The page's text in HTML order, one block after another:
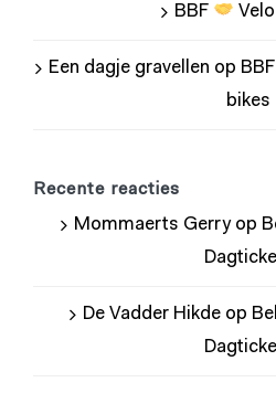
BBF
Een dagje gravellen op
bikes
Recente reacties
Mommaerts Gerryop
De Vadder Hikde op